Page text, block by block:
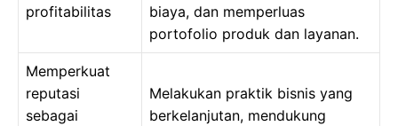
profitabilitas
biaya, dan memperluas
portofolio produk dan layanan.
Memperkuat
reputasi
sebagai
Melakukan praktik bisnis yang
berkelanjutan, mendukung